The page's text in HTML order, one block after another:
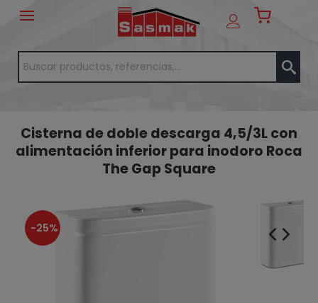
Cisterna de doble descarga 4,5/3L con
alimentación inferior para inodoro Roca
The Gap Square
-25%